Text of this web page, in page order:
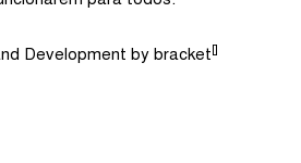
Development by bracket